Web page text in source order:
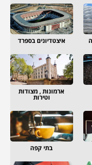
איצטדיונים בספרד
ארמונות , מצודות
וטירות
בתי קפה